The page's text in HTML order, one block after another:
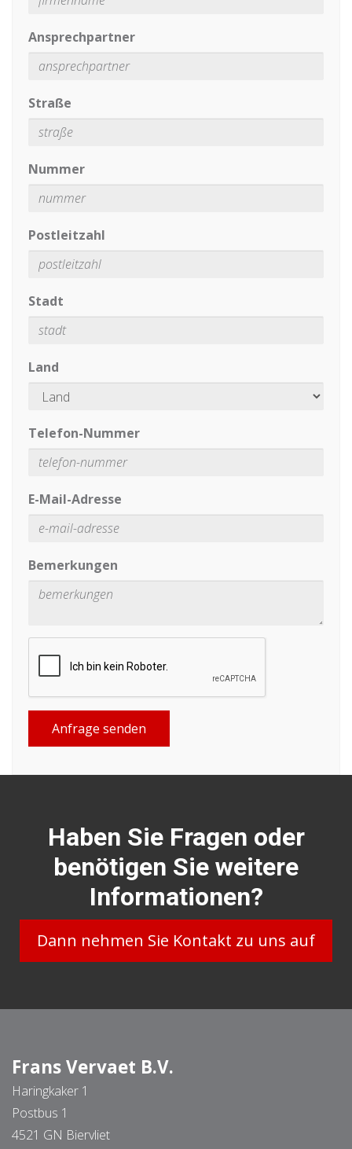
Ansprechpartner
Straße
Nummer
Postleitzahl
Stadt
Land
Telefon-Nummer
E-Mail-Adresse
Bemerkungen
Anfrage senden
Haben Sie Fragen oder
benötigen Sie weitere
Informationen?
Dann nehmen Sie Kontakt zu uns auf
Frans Vervaet B.V.
Haringkaker 1
Postbus 1
4521 GN Biervliet